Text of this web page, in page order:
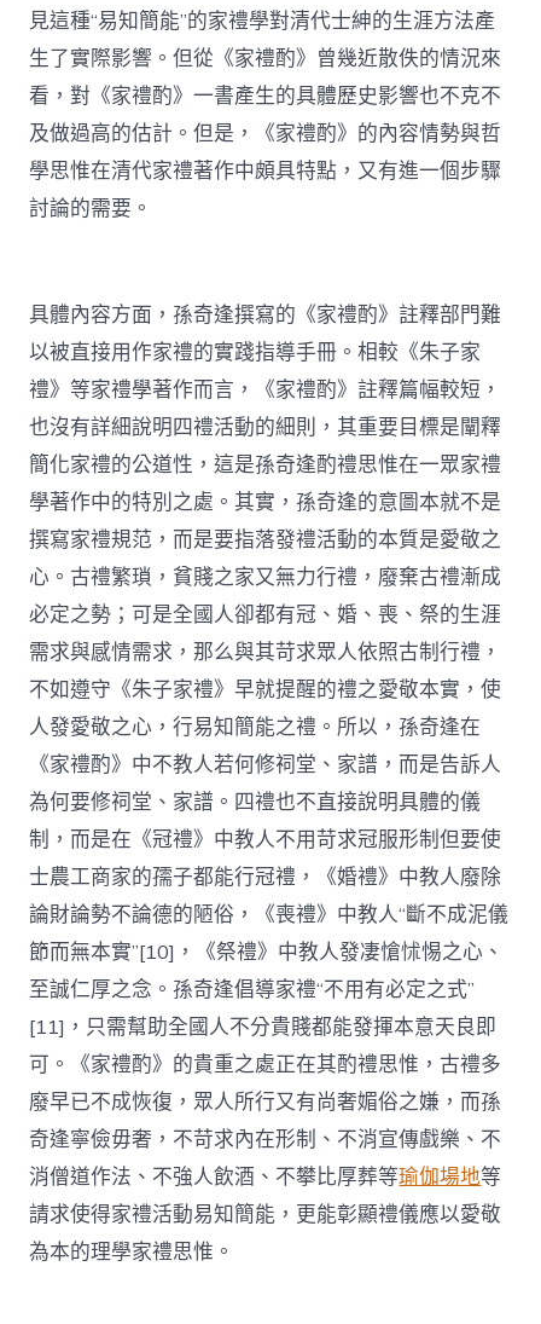
見這種“易知簡能”的家禮學對清代士紳的生涯方法產
生了實際影響。但從《家禮酌》曾幾近散佚的情況來
看，對《家禮酌》一書產生的具體歷史影響也不克不
及做過高的估計。但是，《家禮酌》的內容情勢與哲
學思惟在清代家禮著作中頗具特點，又有進一個步驟
討論的需要。
具體內容方面，孫奇逢撰寫的《家禮酌》註釋部門難
以被直接用作家禮的實踐指導手冊。相較《朱子家
禮》等家禮學著作而言，《家禮酌》註釋篇幅較短，
也沒有詳細說明四禮活動的細則，其重要目標是闡釋
簡化家禮的公道性，這是孫奇逢酌禮思惟在一眾家禮
學著作中的特別之處。其實，孫奇逢的意圖本就不是
撰寫家禮規范，而是要指落發禮活動的本質是愛敬之
心。古禮繁瑣，貧賤之家又無力行禮，廢棄古禮漸成
必定之勢；可是全國人卻都有冠、婚、喪、祭的生涯
需求與感情需求，那么與其苛求眾人依照古制行禮，
不如遵守《朱子家禮》早就提醒的禮之愛敬本實，使
人發愛敬之心，行易知簡能之禮。所以，孫奇逢在
《家禮酌》中不教人若何修祠堂、家譜，而是告訴人
為何要修祠堂、家譜。四禮也不直接說明具體的儀
制，而是在《冠禮》中教人不用苛求冠服形制但要使
士農工商家的孺子都能行冠禮，《婚禮》中教人廢除
論財論勢不論德的陋俗，《喪禮》中教人“斷不成泥儀
節而無本實”[10]，《祭禮》中教人發凄愴怵惕之心、
至誠仁厚之念。孫奇逢倡導家禮“不用有必定之式”
[11]，只需幫助全國人不分貴賤都能發揮本意天良即
可。《家禮酌》的貴重之處正在其酌禮思惟，古禮多
廢早已不成恢復，眾人所行又有尚奢媚俗之嫌，而孫
奇逢寧儉毋奢，不苛求內在形制、不消宣傳戲樂、不
消僧道作法、不強人飲酒、不攀比厚葬等瑜伽場地等
請求使得家禮活動易知簡能，更能彰顯禮儀應以愛敬
為本的理學家禮思惟。